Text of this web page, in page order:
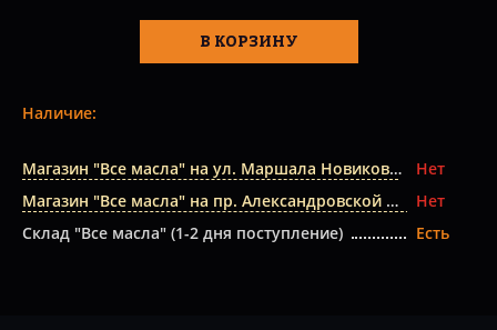
В КОРЗИНУ
Наличие:
Магазин "Все масла" на ул. Маршала Новикова
Нет
Магазин "Все масла" на пр. Александровской Фермы
Нет
Склад "Все масла" (1-2 дня поступление)
Есть